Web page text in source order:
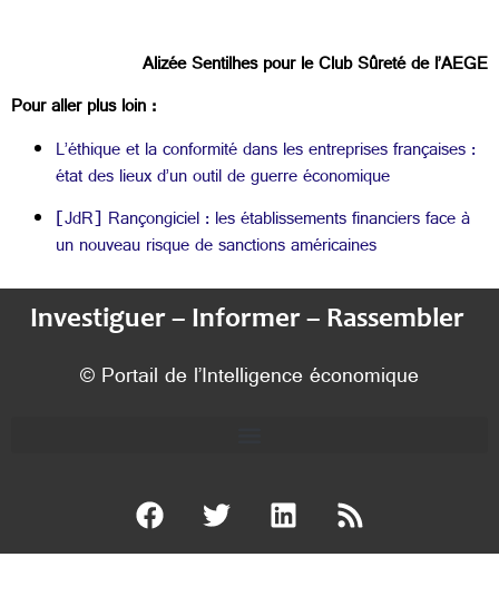
Alizée Sentilhes pour le Club Sûreté de l’AEGE
Pour aller plus loin :
L’éthique et la conformité dans les entreprises françaises :
état des lieux d’un outil de guerre économique
[JdR] Rançongiciel : les établissements financiers face à
un nouveau risque de sanctions américaines
Investiguer – Informer – Rassembler
© Portail de l’Intelligence économique